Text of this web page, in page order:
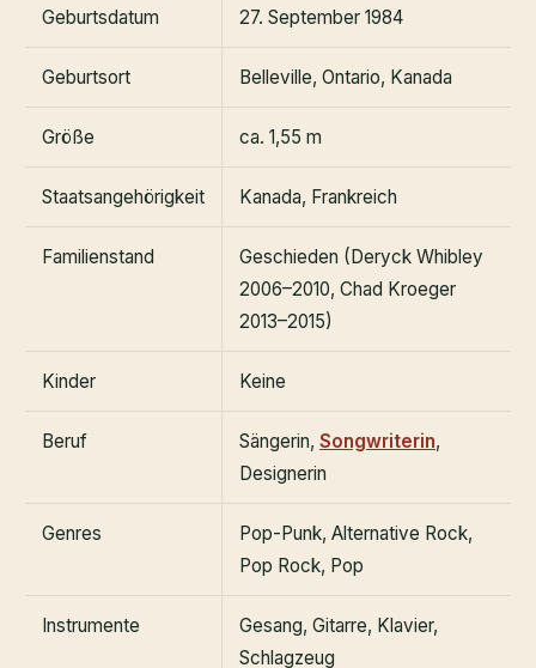
Geburtsdatum 27. September 1984
Geburtsort Belleville, Ontario, Kanada
Größe ca. 1,55 m
Staatsangehörigkeit Kanada, Frankreich
Familienstand
Geschieden (Deryck Whibley
2006–2010, Chad Kroeger
2013–2015)
Kinder Keine
Beruf Sängerin, Songwriterin,
Designerin
Genres
Pop-Punk, Alternative Rock,
Pop Rock, Pop
Instrumente
Gesang, Gitarre, Klavier,
Schlagzeug